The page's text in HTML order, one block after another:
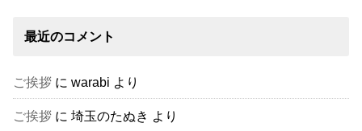
最近のコメント
ご挨拶 にwarabi より
ご挨拶 に埼玉のたぬき より